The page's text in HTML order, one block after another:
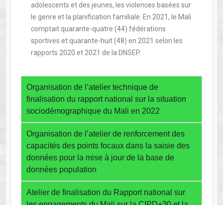
adolescents et des jeunes, les violences basées sur
le genre et la planification familiale. En 2021, le Mali
comptait quarante-quatre (44) fédérations
sportives et quarante-huit (48) en 2021 selon les
rapports 2020 et 2021 de la DNSEP.
Organisation de l’atelier technique de
finalisation du rapport national sur la situation
sociodémographique du Mali en 2022
Organisation de l’atelier de renforcement des
capacités des points focaux dans la saisie des
données pour la mise à jour de la base de
données population
Atelier de finalisation du Rapport national sur